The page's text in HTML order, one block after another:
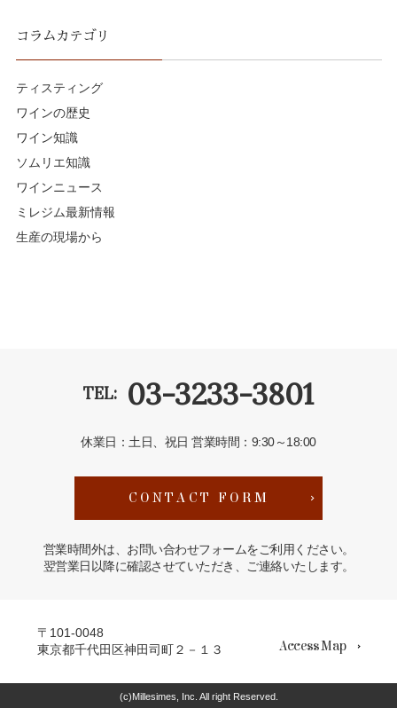
コラムカテゴリ
ティスティング
ワインの歴史
ワイン知識
ソムリエ知識
ワインニュース
ミレジム最新情報
生産の現場から
TEL: 03-3233-3801
休業日：土日、祝日営業時間：9:30～18:00
CONTACT FORM
営業時間外は、お問い合わせフォームをご利用ください。
翌営業日以降に確認させていただき、ご連絡いたします。
〒101-0048
東京都千代田区神田司町２－１３
Access Map
(c)Millesimes, Inc. All right Reserved.